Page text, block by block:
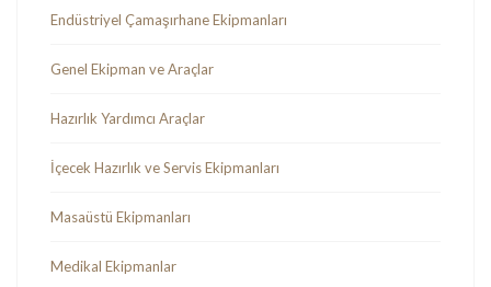
Endüstriyel Çamaşırhane Ekipmanları
Genel Ekipman ve Araçlar
Hazırlık Yardımcı Araçlar
İçecek Hazırlık ve Servis Ekipmanları
Masaüstü Ekipmanları
Medikal Ekipmanlar